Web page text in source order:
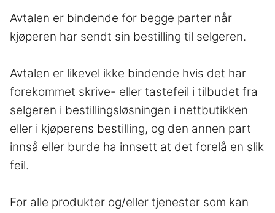
Avtalen er bindende for begge parter når
kjøperen har sendt sin bestilling til selgeren.
Avtalen er likevel ikke bindende hvis det har
forekommet skrive- eller tastefeil i tilbudet fra
selgeren i bestillingsløsningen i nettbutikken
eller i kjøperens bestilling, og den annen part
innså eller burde ha innsett at det forelå en slik
feil.
For alle produkter og/eller tjenester som kan